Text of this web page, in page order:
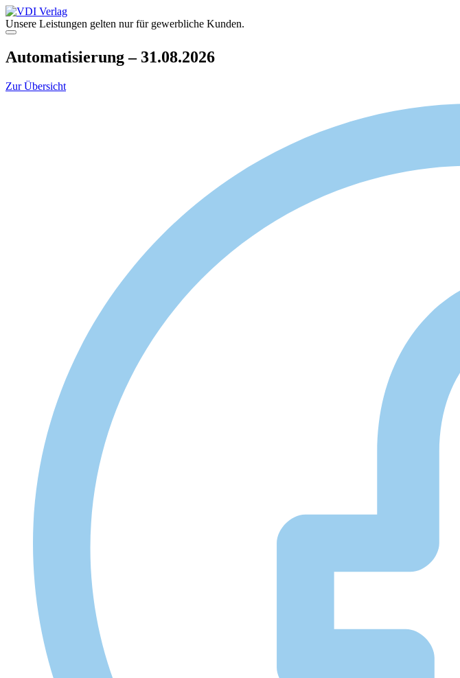
Zum
Inhalt
springen
Unsere Leistungen gelten nur für gewerbliche Kunden.
Menü
Automatisierung – 31.08.2026
Zur Übersicht